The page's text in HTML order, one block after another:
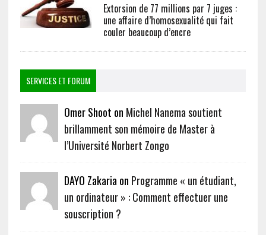
Extorsion de 77 millions par 7 juges :
une affaire d’homosexualité qui fait
couler beaucoup d’encre
SERVICES ET FORUM
Omer Shoot on Michel Nanema soutient
brillamment son mémoire de Master à
l’Université Norbert Zongo
DAYO Zakaria on Programme « un étudiant,
un ordinateur » : Comment effectuer une
souscription ?